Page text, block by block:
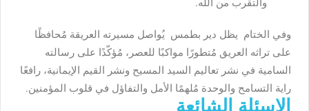
والتقرب من الله.
وفي الختام يظل دير بطمس يُواصل مسيرته العريقة مُحافظًا
على تراثه العريق مُتطورًا مواكبًا للعصر، مُؤكّدًا على رسالته
السامية في نشر تعاليم السيد المسيح ونشر القيم الإيمانية، رافعًا
راية التسامح والوحدة مُلهمًا الأمل والتفاؤل في قلوب المؤمنين.
الاسئلة الشائعة